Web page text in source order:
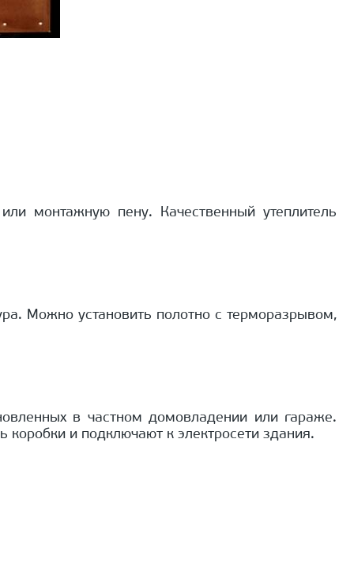
монтажную пену. Качественный утеплитель
Можно установить полотно с терморазрывом,
в частном домовладении или гараже.
и подключают к электросети здания.